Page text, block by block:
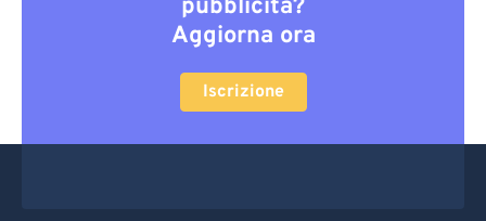
pubblicità?
Aggiorna ora
Iscrizione